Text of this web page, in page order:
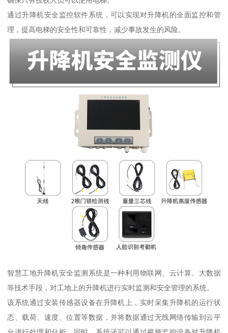
通过升降机安全监控软件系统，可以实现对升降机的全面监控和管
理，提高电梯的安全性和可靠性，减少事故发生的风险。
智慧工地升降机安全监测系统是一种利用物联网、云计算、大数据
等技术手段，对工地上的升降机进行实时监测和安全管理的系统。
该系统通过安装传感器设备在升降机上，实时采集升降机的运行状
态、载荷、速度、位置等数据，并将数据通过无线网络传输到云平